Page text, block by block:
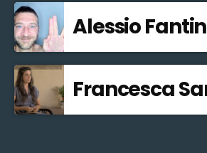
Alessio
Francesca